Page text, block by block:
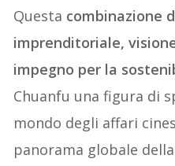
Questa combinazione
imprenditoriale,
impegno per la
Chuanfu una figura di
mondo degli affari
panorama globale